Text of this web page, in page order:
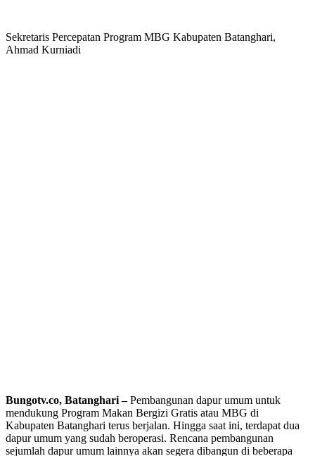
Sekretaris Percepatan Program MBG Kabupaten Batanghari,
Ahmad Kurniadi
Bungotv.co, Batanghari –Pembangunan dapur umum untuk
mendukung Program Makan Bergizi Gratis atau MBG di
Kabupaten Batanghari terus berjalan. Hingga saat ini, terdapat dua
dapur umum yang sudah beroperasi. Rencana pembangunan
sejumlah dapur umum lainnya akan segera dibangun di beberapa